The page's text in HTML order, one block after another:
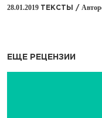
28.01.2019 ТЕКСТЫ /
ЕЩЕ РЕЦЕНЗИИ